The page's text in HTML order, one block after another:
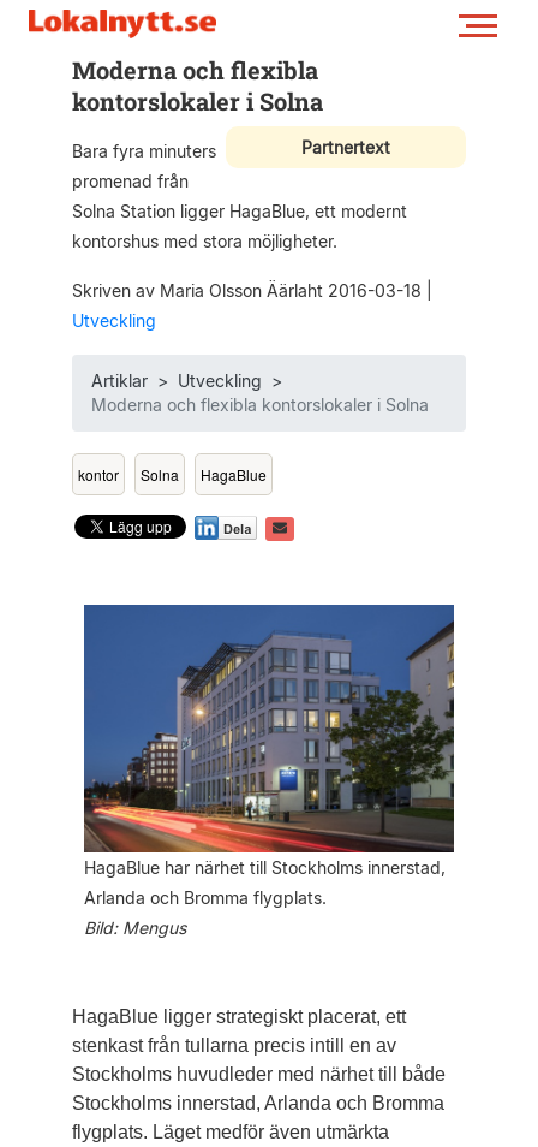
Moderna och flexibla
kontorslokaler i Solna
Partnertext
Bara fyra minuters
promenad från
Solna Station ligger HagaBlue, ett modernt
kontorshus med stora möjligheter.
Skriven av Maria Olsson Äärlaht 2016-03-18
Utveckling
Artiklar> Utveckling >
Moderna och flexibla kontorslokaler i Solna
kontor Solna HagaBlue
HagaBlue har närhet till Stockholms innerstad,
Arlanda och Bromma flygplats.
Bild: Mengus
HagaBlue ligger strategiskt placerat, ett
stenkast från tullarna precis intill en av
Stockholms huvudleder med närhet till både
Stockholms innerstad, Arlanda och Bromma
flygplats. Läget medför även utmärkta